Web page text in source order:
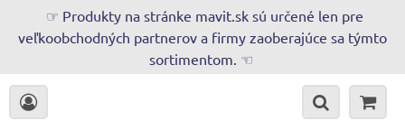
☞ Produkty na stránke mavit.sk sú určené len pre
veľkoobchodných partnerov a firmy zaoberajúce sa týmto
sortimentom. ☜